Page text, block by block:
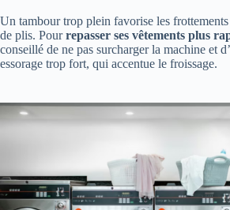
Un tambour trop plein favorise les
de plis. Pourrepasser ses vêtements plus
conseillé de ne pas surcharger la machine et
essorage trop fort, qui accentue le froissage.